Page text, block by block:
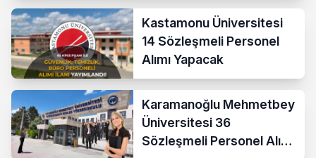
Kastamonu Üniversitesi
14 Sözleşmeli Personel
Alımı Yapacak
Karamanoğlu Mehmetbey
Üniversitesi 36
Sözleşmeli Personel Alımı